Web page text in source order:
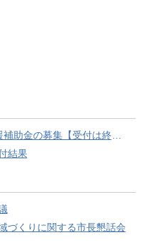
集【受付は終了しました。】
結果
づくりに関する市長懇話会